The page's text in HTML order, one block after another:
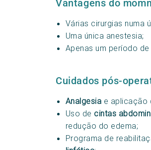
Vantagens do
Várias cirurgias numa
Uma única anestesia;
Apenas um período
Cuidados pós-
Analgesia e aplicação
Uso de cintas
redução do edema;
Programa de